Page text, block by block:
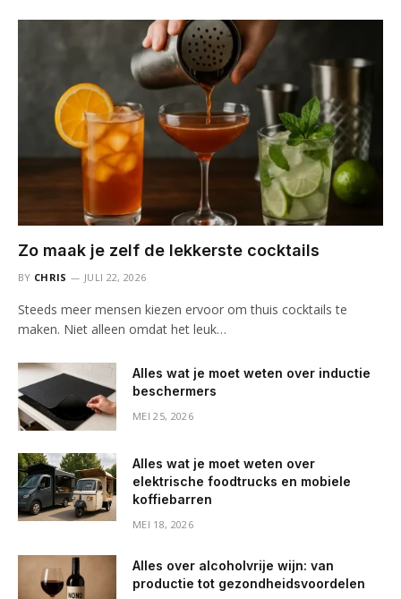
Zo maak je zelf de lekkerste cocktails
BY CHRIS JULI 22, 2026
Steeds meer mensen kiezen ervoor om thuis cocktails te
maken. Niet alleen omdat het leuk…
Alles wat je moet weten over inductie
beschermers
MEI 25, 2026
Alles wat je moet weten over
elektrische foodtrucks en mobiele
koffiebarren
MEI 18, 2026
Alles over alcoholvrije wijn: van
productie tot gezondheidsvoordelen